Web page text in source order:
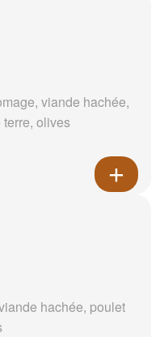
viande hachée,
olives
hachée, poulet